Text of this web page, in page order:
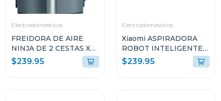
Electrodomésticos
FREIDORA DE AIRE
NINJA DE 2 CESTAS XL
10QT COLOR GRIS
SL401
$239.95
Electrodomésticos
Xiaomi ASPIRADORA
ROBOT INTELIGENTE
2-EN-1 SUCCIÓN
10000PA SENSOR LDS
$239.95